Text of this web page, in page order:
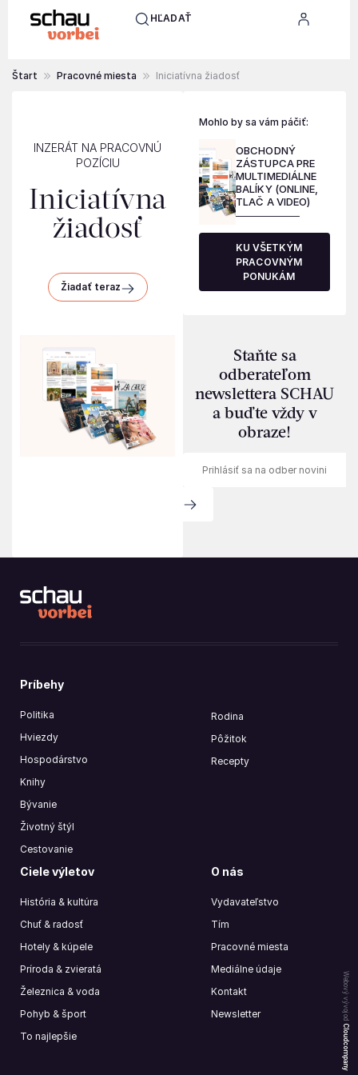
HĽADAŤ
Štart Pracovné miesta Iniciatívna žiadosť
INZERÁT NA PRACOVNÚ
POZÍCIU
Iniciatívna
žiadosť
Žiadať teraz
Mohlo by sa vám páčiť:
OBCHODNÝ
ZÁSTUPCA PRE
MULTIMEDIÁLNE
BALÍKY (ONLINE,
TLAČ A VIDEO)
KU VŠETKÝM
PRACOVNÝM
PONUKÁM
Staňte sa
odberateľom
newslettera SCHAU
a buďte vždy v
obraze!
Webový vývoj od
Cloudcompany
Príbehy
Politika
Hviezdy
Hospodárstvo
Knihy
Bývanie
Životný štýl
Cestovanie
Rodina
Pôžitok
Recepty
Ciele výletov
História & kultúra
Chuť & radosť
Hotely & kúpele
Príroda & zvieratá
Železnica & voda
Pohyb & šport
To najlepšie
O nás
Vydavateľstvo
Tím
Pracovné miesta
Mediálne údaje
Kontakt
Newsletter